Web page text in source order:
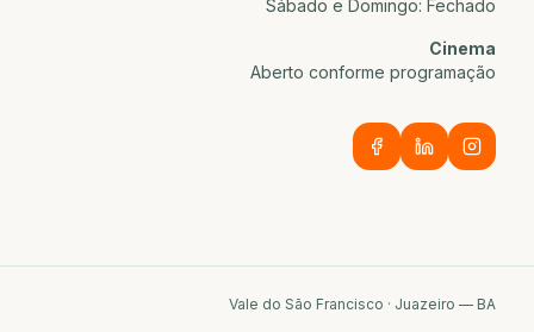
Sábado e Domingo: Fechado
Cinema
Aberto conforme programação
Vale do São Francisco · Juazeiro — BA